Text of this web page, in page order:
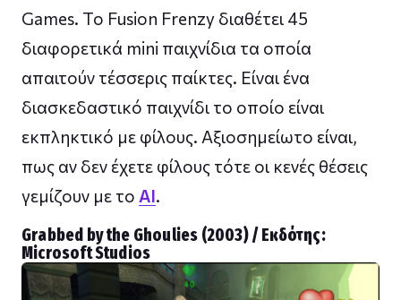
Games. To Fusion Frenzy διαθέτει 45
διαφορετικά mini παιχνίδια τα οποία
απαιτούν τέσσερις παίκτες. Είναι ένα
διασκεδαστικό παιχνίδι το οποίο είναι
εκπληκτικό με φίλους. Αξιοσημείωτο είναι,
πως αν δεν έχετε φίλους τότε οι κενές θέσεις
γεμίζουν με το AI.
Grabbed by the Ghoulies (2003) / Εκδότης:
Microsoft Studios